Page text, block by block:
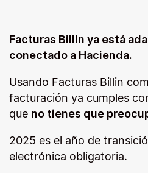
Facturas Billin ya está
conectado a Hacienda.
Usando Facturas Billin
facturación ya cumples
que no tienes que
2025 es el año de
electrónica obligatoria.